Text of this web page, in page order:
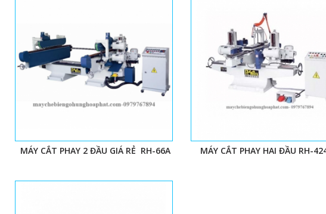
MÁY CẮT PHAY 2 ĐẦU GIÁ RẺ RH-66A MÁY CẮT PHAY HAI ĐẦU RH-